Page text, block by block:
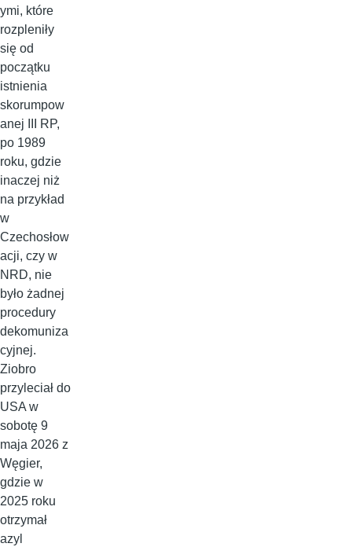
ymi, które
rozpleniły
się od
początku
istnienia
skorumpow
anej III RP,
po 1989
roku, gdzie
inaczej niż
na przykład
w
Czechosłow
acji, czy w
NRD, nie
było żadnej
procedury
dekomuniza
cyjnej.
Ziobro
przyleciał do
USA w
sobotę 9
maja 2026 z
Węgier,
gdzie w
2025 roku
otrzymał
azyl